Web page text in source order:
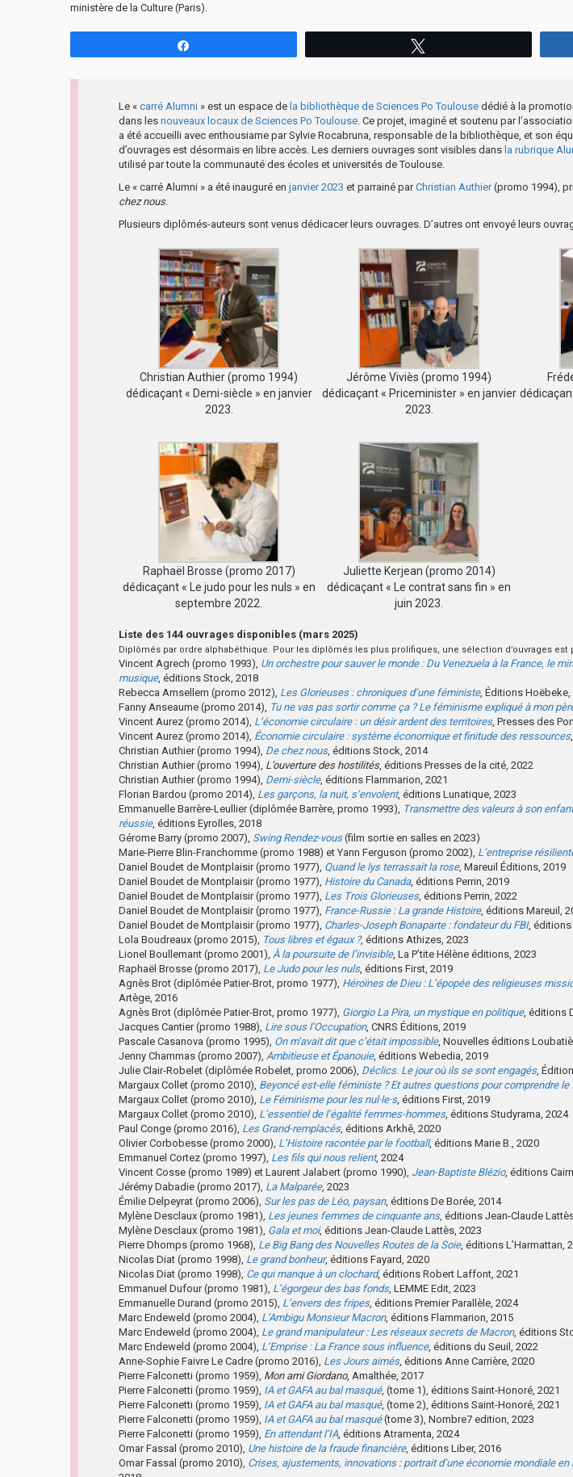
ministère de la Culture (Paris).
Le « carré Alumni » est un espace de la bibliothèque de Sciences Po Toulouse dédié à la
dans les nouveaux locaux de Sciences Po Toulouse . Ce projet, imaginé et soutenu par
a été accueilli avec enthousiame par Sylvie Rocabruna, responsable de la bibliothèque, et son
d’ouvrages est désormais en libre accès. Les derniers ouvrages sont visibles dans la rubrique
utilisé par toute la communauté des écoles et universités de Toulouse.
Le « carré Alumni » a été inauguré en janvier 2023 et parrainé parChristian Authier(promo 1994),
chez nous.
Plusieurs diplômés-auteurs sont venus dédicacer leurs ouvrages. D’autres ont envoyé leurs
Christian Authier (promo 1994)
dédicaçant « Demi-siècle » en janvier
2023.
Jérôme Viviès (promo 1994)
dédicaçant « Priceminister » en janvier
2023.
Raphaël Brosse (promo 2017)
dédicaçant « Le judo pour les nuls » en
septembre 2022.
Juliette Kerjean (promo 2014)
dédicaçant « Le contrat sans fin » en
juin 2023.
Liste des 144 ouvrages disponibles (mars 2025)
Diplômés par ordre alphabéthique. Pour les diplômés les plus prolifiques, une sélection d’ouvrages est
Vincent Agrech (promo 1993), Un orchestre pour sauver le monde : Du Venezuela à la France, le
musique, éditions Stock, 2018
Rebecca Amsellem (promo 2012), Les Glorieuses : chroniques d’une féministe, Éditions Hoëbeke,
Fanny Anseaume (promo 2014), Tu ne vas pas sortir comme ça ? Le féminisme expliqué à mon
Vincent Aurez (promo 2014), L’économie circulaire : un désir ardent des territoires, Presses des
Vincent Aurez (promo 2014), Économie circulaire : système économique et finitude des ressources
Christian Authier (promo 1994), De chez nous, éditions Stock, 2014
Christian Authier (promo 1994), L’ouverture des hostilités, éditions Presses de la cité, 2022
Christian Authier (promo 1994), Demi-siècle, éditions Flammarion, 2021
Florian Bardou (promo 2014), Les garçons, la nuit, s’envolent, éditions Lunatique, 2023
Emmanuelle Barrère-Leullier (diplômée Barrère, promo 1993), Transmettre des valeurs à son
réussie, éditions Eyrolles, 2018
Gérome Barry (promo 2007), Swing Rendez-vous(film sortie en salles en 2023)
Marie-Pierre Blin-Franchomme (promo 1988) et Yann Ferguson (promo 2002), L’entreprise
Daniel Boudet de Montplaisir (promo 1977), Quand le lys terrassait la rose, Mareuil Éditions, 2019
Daniel Boudet de Montplaisir (promo 1977), Histoire du Canada, éditions Perrin, 2019
Daniel Boudet de Montplaisir (promo 1977), Les Trois Glorieuses, éditions Perrin, 2022
Daniel Boudet de Montplaisir (promo 1977), France-Russie : La grande Histoire, éditions Mareuil,
Daniel Boudet de Montplaisir (promo 1977), Charles-Joseph Bonaparte : fondateur du FBI, éditions
Lola Boudreaux (promo 2015), Tous libres et égaux ?, éditions Athizes, 2023
Lionel Boullemant (promo 2001), À la poursuite de l’invisible, La P’tite Hélène éditions, 2023
Raphaël Brosse (promo 2017), Le Judo pour les nuls, éditions First, 2019
Agnès Brot (diplômée Patier-Brot, promo 1977), Héroïnes de Dieu : L’épopée des religieuses
Artège, 2016
Agnès Brot (diplômée Patier-Brot, promo 1977), Giorgio La Pira, un mystique en politique, éditions
Jacques Cantier (promo 1988), Lire sous l’Occupation, CNRS Éditions, 2019
Pascale Casanova (promo 1995), On m’avait dit que c’était impossible, Nouvelles éditions
Jenny Chammas (promo 2007), Ambitieuse et Épanouie, éditions Webedia, 2019
Julie Clair-Robelet (diplômée Robelet, promo 2006), Déclics. Le jour où ils se sont engagés,
Margaux Collet (promo 2010), Beyoncé est-elle féministe ? Et autres questions pour comprendre
Margaux Collet (promo 2010), Le Féminisme pour les nul·le·s, éditions First, 2019
Margaux Collet (promo 2010), L’essentiel de l’égalité femmes-hommes, éditions Studyrama, 2024
Paul Conge (promo 2016), Les Grand-remplacés, éditions Arkhê, 2020
Olivier Corbobesse (promo 2000), L’Histoire racontée par le football, éditions Marie B., 2020
Emmanuel Cortez (promo 1997), Les fils qui nous relient, 2024
Vincent Cosse (promo 1989) et Laurent Jalabert (promo 1990), Jean-Baptiste Blézio, éditions
Jérémy Dabadie (promo 2017), La Malparée, 2023
Émilie Delpeyrat (promo 2006), Sur les pas de Léo, paysan, éditions De Borée, 2014
Mylène Desclaux (promo 1981), Les jeunes femmes de cinquante ans, éditions Jean-Claude
Mylène Desclaux (promo 1981), Gala et moi, éditions Jean-Claude Lattès, 2023
Pierre Dhomps (promo 1968), Le Big Bang des Nouvelles Routes de la Soie, éditions L’Harmattan,
Nicolas Diat (promo 1998), Le grand bonheur, éditions Fayard, 2020
Nicolas Diat (promo 1998), Ce qui manque à un clochard, éditions Robert Laffont, 2021
Emmanuel Dufour (promo 1981), L’égorgeur des bas fonds, LEMME Edit, 2023
Emmanuelle Durand (promo 2015), L’envers des fripes, éditions Premier Parallèle, 2024
Marc Endeweld (promo 2004), L’Ambigu Monsieur Macron, éditions Flammarion, 2015
Marc Endeweld (promo 2004), Le grand manipulateur : Les réseaux secrets de Macron, éditions
Marc Endeweld (promo 2004), L’Emprise : La France sous influence, éditions du Seuil, 2022
Anne-Sophie Faivre Le Cadre (promo 2016), Les Jours aimés, éditions Anne Carrière, 2020
Pierre Falconetti (promo 1959), Mon ami Giordano, Amalthée, 2017
Pierre Falconetti (promo 1959), IA et GAFA au bal masqué, (tome 1), éditions Saint-Honoré, 2021
Pierre Falconetti (promo 1959), IA et GAFA au bal masqué, (tome 2), éditions Saint-Honoré, 2021
Pierre Falconetti (promo 1959), IA et GAFA au bal masqué(tome 3), Nombre7 edition, 2023
Pierre Falconetti (promo 1959), En attendant l’IA , éditions Atramenta, 2024
Omar Fassal (promo 2010), Une histoire de la fraude financière, éditions Liber, 2016
Omar Fassal (promo 2010), Crises, ajustements, innovations : portrait d’une économie mondiale